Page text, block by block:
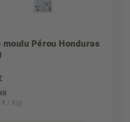
moulu Pérou Honduras
€ / Kg)